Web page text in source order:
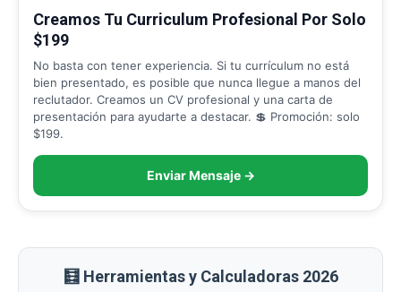
Creamos Tu Curriculum Profesional Por Solo
$199
No basta con tener experiencia. Si tu currículum no está
bien presentado, es posible que nunca llegue a manos del
reclutador. Creamos un CV profesional y una carta de
presentación para ayudarte a destacar. 💲 Promoción: solo
$199.
Enviar Mensaje →
🧮 Herramientas y Calculadoras 2026